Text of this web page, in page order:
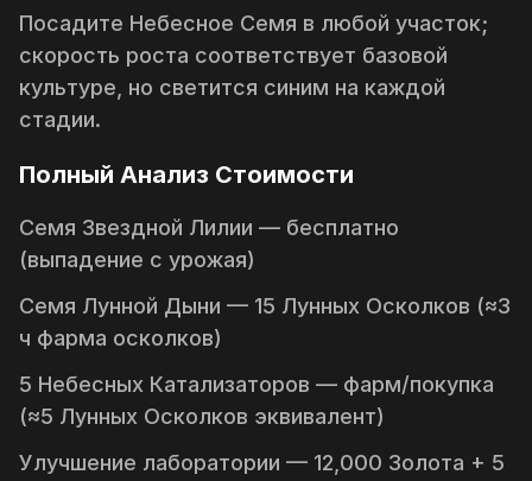
Посадите Небесное Семя в любой участок;
скорость роста соответствует базовой
культуре, но светится синим на каждой
стадии.
Полный Анализ Стоимости
Семя Звездной Лилии — бесплатно
(выпадение с урожая)
Семя Лунной Дыни — 15 Лунных Осколков (≈3
ч фарма осколков)
5 Небесных Катализаторов — фарм/покупка
(≈5 Лунных Осколков эквивалент)
Улучшение лаборатории — 12,000 Золота + 5